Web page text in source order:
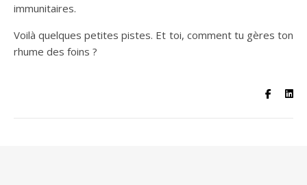
immunitaires.
Voilà quelques petites pistes. Et toi, comment tu gères ton
rhume des foins ?